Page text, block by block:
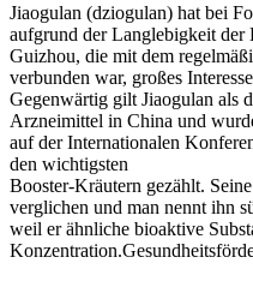
Jiaogulan (dziogulan) hat bei
aufgrund der Langlebigkeit der
Guizhou, die mit dem
verbunden war, großes
Gegenwärtig gilt Jiaogulan als
Arzneimittel in China und
auf der Internationalen
den wichtigsten
Booster-Kräutern gezählt.
verglichen und man nennt ihn
weil er ähnliche bioaktive